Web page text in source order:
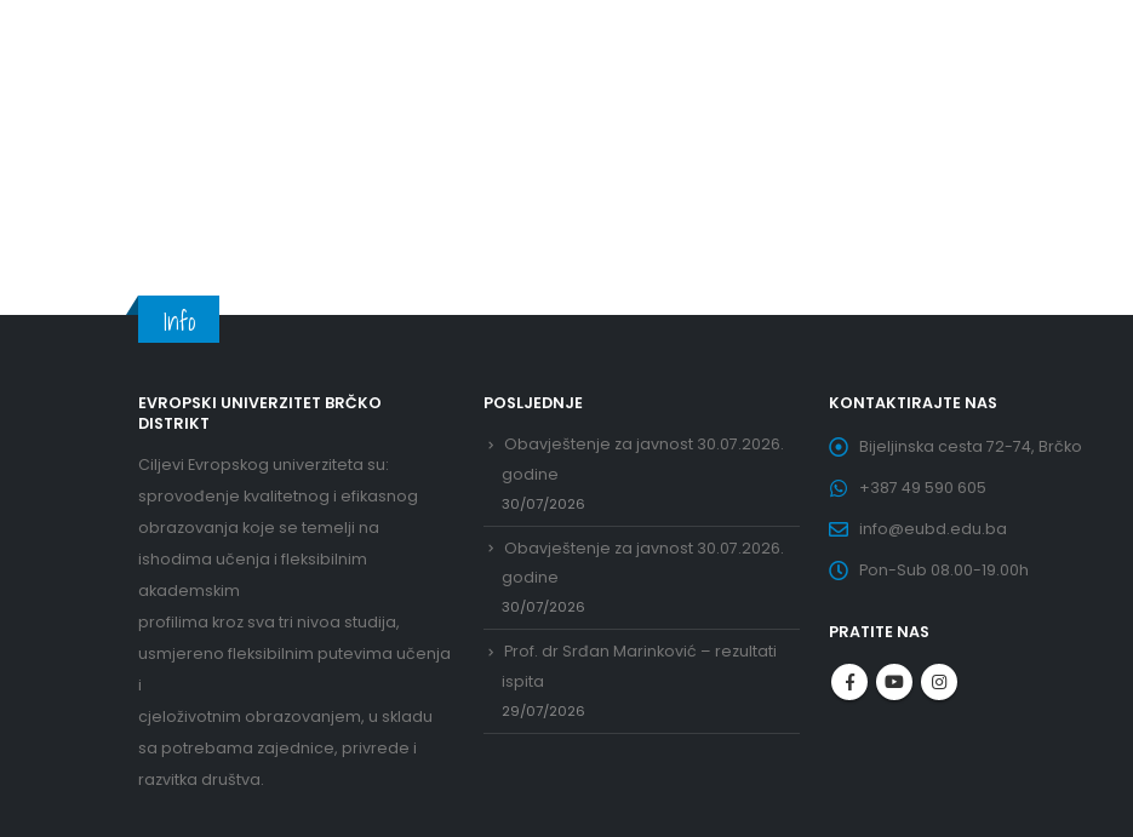
Info
EVROPSKI UNIVERZITET BRČKO
DISTRIKT
Ciljevi Evropskog univerziteta su:
sprovođenje kvalitetnog i efikasnog
obrazovanja koje se temelji na
ishodima učenja i fleksibilnim
akademskim
profilima kroz sva tri nivoa studija,
usmjereno fleksibilnim putevima učenja
i
cjeloživotnim obrazovanjem, u skladu
sa potrebama zajednice, privrede i
razvitka društva.
POSLJEDNJE
Obavještenje za javnost 30.07.2026.
godine
30/07/2026
Obavještenje za javnost 30.07.2026.
godine
30/07/2026
Prof. dr Srđan Marinković – rezultati
ispita
29/07/2026
KONTAKTIRAJTE NAS
Bijeljinska cesta 72-74, Brčko
+387 49 590 605
info@eubd.edu.ba
Pon-Sub 08.00-19.00h
PRATITE NAS